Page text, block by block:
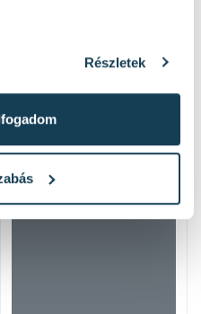
Részletek